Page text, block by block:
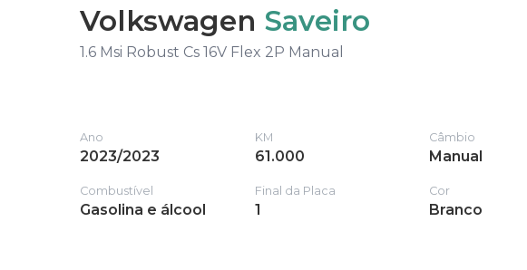
Volkswagen Saveiro
1.6 Msi Robust Cs 16V Flex 2P Manual
Ano
2023/2023
KM
61.000
Câmbio
Manual
Combustível
Gasolina e álcool
Final da Placa
1
Cor
Branco